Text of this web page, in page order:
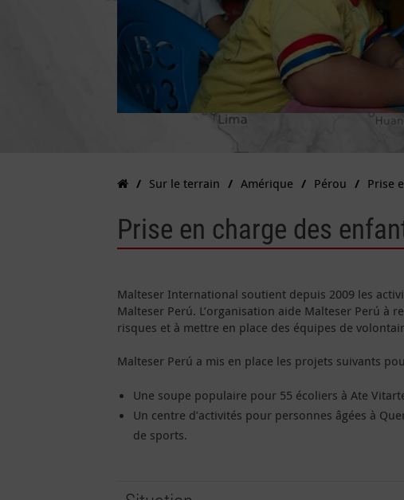
Sur le terrain Amérique Pérou Prise
Prise en charge des
Malteser International soutient depuis 2009 les
Malteser Perú. L’organisation aide Malteser Perú à
risques et à mettre en place des équipes de
Malteser Perú a mis en place les projets suivants
Une soupe populaire pour 55 écoliers à Ate
Un centre d’activités pour personnes âgées à
de sports.